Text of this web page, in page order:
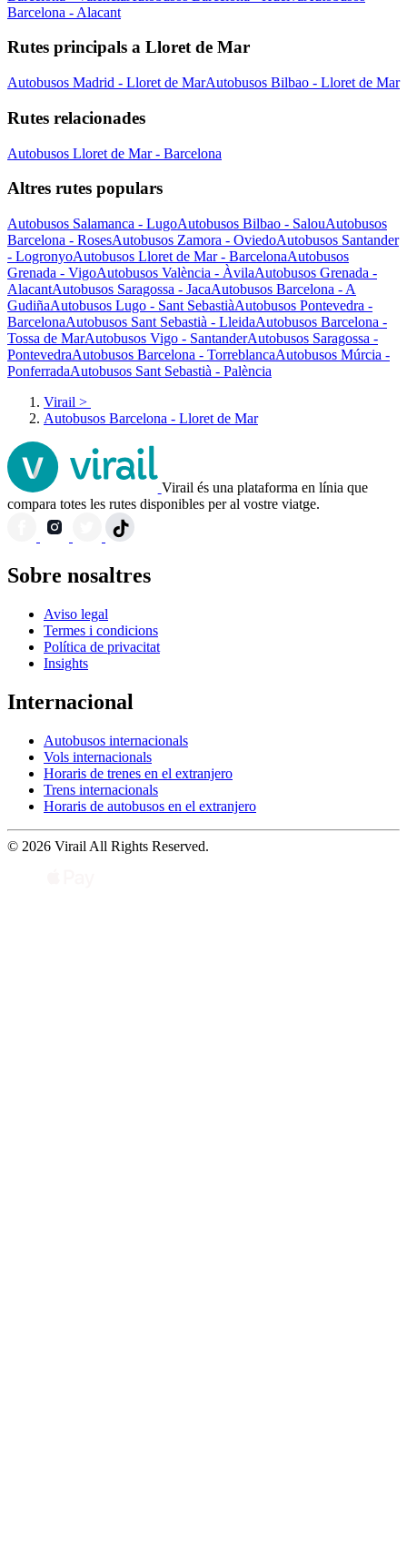
Barcelona - Alacant
Rutes principals a Lloret de Mar
Autobusos Madrid - Lloret de MarAutobusos Bilbao - Lloret de Mar
Rutes relacionades
Autobusos Lloret de Mar - Barcelona
Altres rutes populars
Autobusos Salamanca - LugoAutobusos Bilbao - SalouAutobusos
Barcelona - RosesAutobusos Zamora - OviedoAutobusos Santander
- LogronyoAutobusos Lloret de Mar - BarcelonaAutobusos
Grenada - VigoAutobusos València - ÀvilaAutobusos Grenada -
AlacantAutobusos Saragossa - JacaAutobusos Barcelona - A
GudiñaAutobusos Lugo - Sant SebastiàAutobusos Pontevedra -
BarcelonaAutobusos Sant Sebastià - LleidaAutobusos Barcelona -
Tossa de MarAutobusos Vigo - SantanderAutobusos Saragossa -
PontevedraAutobusos Barcelona - TorreblancaAutobusos Múrcia -
PonferradaAutobusos Sant Sebastià - Palència
Virail >
Autobusos Barcelona - Lloret de Mar
Virail és una plataforma en línia que
compara totes les rutes disponibles per al vostre viatge.
Sobre nosaltres
Aviso legal
Termes i condicions
Política de privacitat
Insights
Internacional
Autobusos internacionals
Vols internacionals
Horaris de trenes en el extranjero
Trens internacionals
Horaris de autobusos en el extranjero
© 2026 Virail All Rights Reserved.